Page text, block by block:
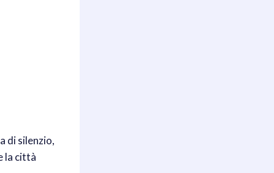
di silenzio,
la città